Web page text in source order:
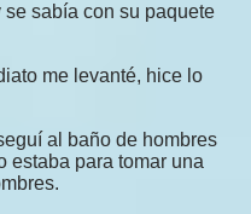
sabía con su paquete
me levanté, hice lo
al baño de hombres
estaba para tomar una